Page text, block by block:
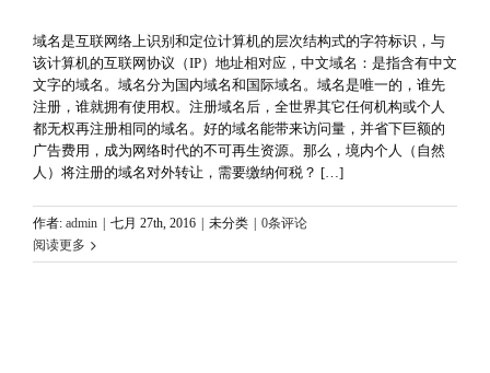
域名是互联网络上识别和定位计算机的层次结构式的字符标识，与
该计算机的互联网协议（IP）地址相对应，中文域名：是指含有中文
文字的域名。域名分为国内域名和国际域名。域名是唯一的，谁先
注册，谁就拥有使用权。注册域名后，全世界其它任何机构或个人
都无权再注册相同的域名。好的域名能带来访问量，并省下巨额的
广告费用，成为网络时代的不可再生资源。那么，境内个人（自然
人）将注册的域名对外转让，需要缴纳何税？ […]
作者: admin 七月 27th, 2016 未分类
0条评论
阅读更多